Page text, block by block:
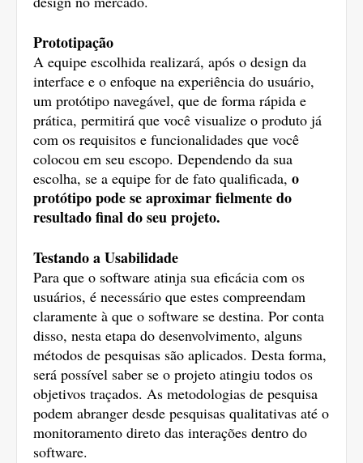
Prototipação
A equipe escolhida realizará, após o design da
interface e o enfoque na experiência do usuário,
um protótipo navegável, que de forma rápida e
prática, permitirá que você visualize o produto já
com os requisitos e funcionalidades que você
colocou em seu escopo. Dependendo da sua
escolha, se a equipe for de fato qualificada, o
protótipo pode se aproximar fielmente do
resultado final do seu projeto.
Testando a Usabilidade
Para que o software atinja sua eficácia com os
usuários, é necessário que estes compreendam
claramente à que o software se destina. Por conta
disso, nesta etapa do desenvolvimento, alguns
métodos de pesquisas são aplicados. Desta forma,
será possível saber se o projeto atingiu todos os
objetivos traçados. As metodologias de pesquisa
podem abranger desde pesquisas qualitativas até o
monitoramento direto das interações dentro do
software.